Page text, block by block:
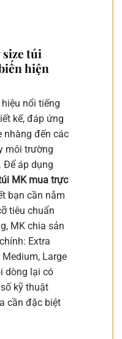
size túi
hiện
nổi tiếng
kế, đáp ứng
nhàng đến các
môi trường
Để áp dụng
MK mua trực
bạn cần nắm
tiêu chuẩn
MK chia sản
Extra
Large
dòng lại có
kỹ thuật
cần đặc biệt